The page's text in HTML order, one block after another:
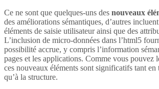
Ce ne sont que quelques-uns des nouveaux
des améliorations sémantiques, d’autres
éléments de saisie utilisateur ainsi que des
L’inclusion de micro-données dans l’html5
possibilité accrue, y compris l’information
pages et les applications. Comme vous pouvez
ces nouveaux éléments sont significatifs tant en
qu’à la structure.